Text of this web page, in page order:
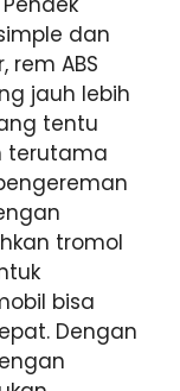
dan
ABS
jauh lebih
tentu
terutama
tromol
bisa
Dengan